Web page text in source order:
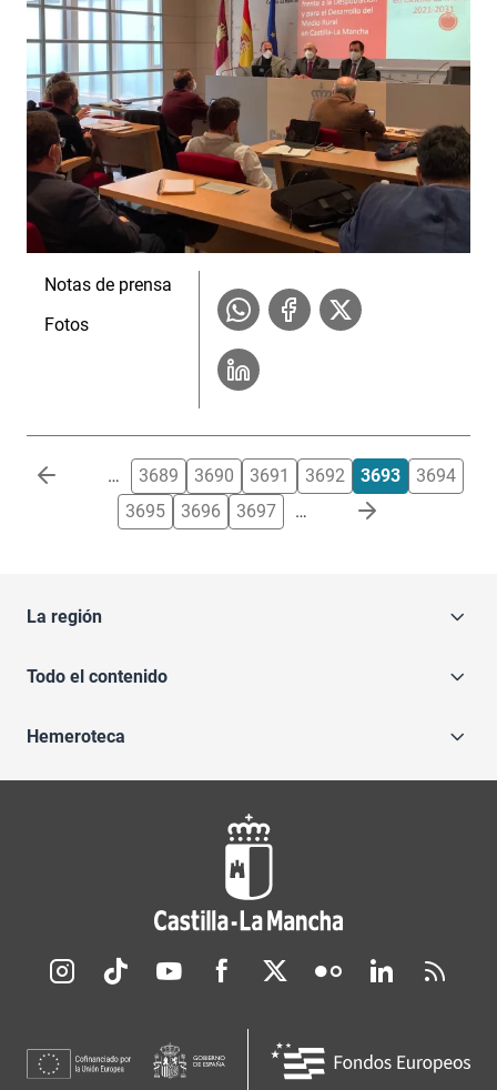
Notas de prensa
Fotos
Paginación … 3689 3690 3691 3692 3693
3694
3695
3696 3697 …
La región
Todo el contenido
Hemeroteca
Redes sociales JCCM